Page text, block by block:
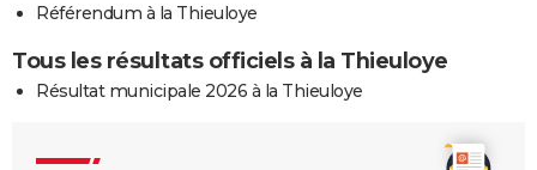
Référendum à la Thieuloye
Tous les résultats officiels à la Thieuloye
Résultat municipale 2026 à la Thieuloye